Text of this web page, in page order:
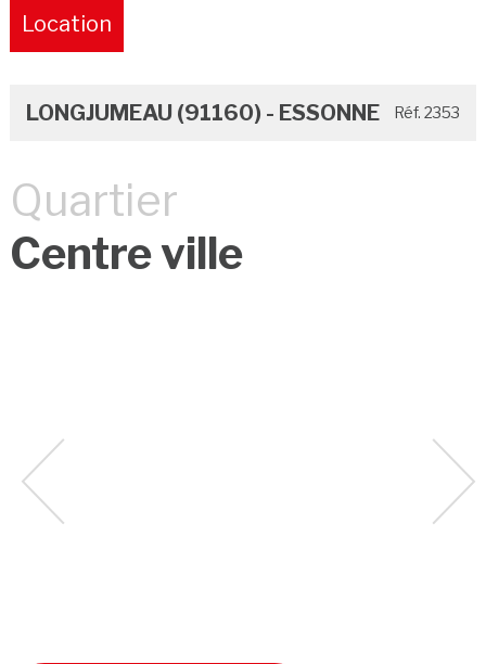
Location
LONGJUMEAU (91160) - ESSONNE
Réf. 2353
Quartier
Centre ville